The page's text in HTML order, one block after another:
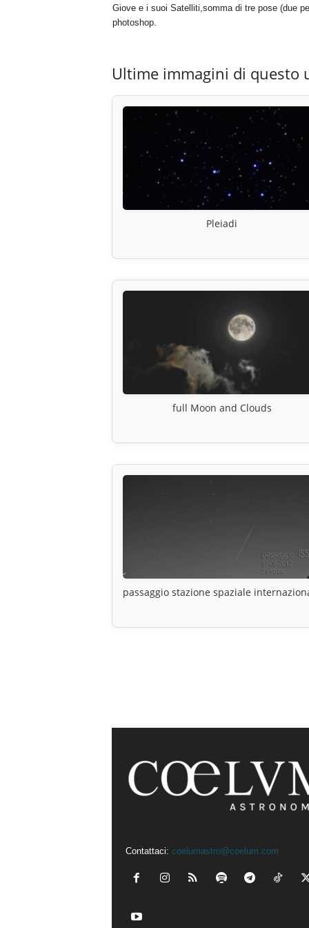
Giove e i suoi Satelliti,somma di tre pose (due
photoshop.
Ultime immagini di questo
Pleiadi
full Moon and Clouds
passaggio stazione spaziale
Contattaci: coelumastro@coelum.com